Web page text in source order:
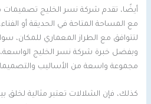
أيضًا، تقدم شركة نسر الخليج
مع المساحة المتاحة في الحديقة أو
لتتوافق مع الطراز المعماري للمكان،
وبفضل خبرة شركة نسر الخليج
مجموعة واسعة من الأساليب
كذلك، فإن الشلالات تعتبر مثالية لخلق